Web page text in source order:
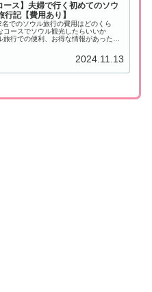
ース】夫婦で行く初めてのソウ
行記【費用あり】
名でのソウル旅行の費用はどのくら
コースでソウル観光したらいいか
旅行での便利、お得な情報があったら
の記事にたどりついたみなさんは上記
2024.11.13